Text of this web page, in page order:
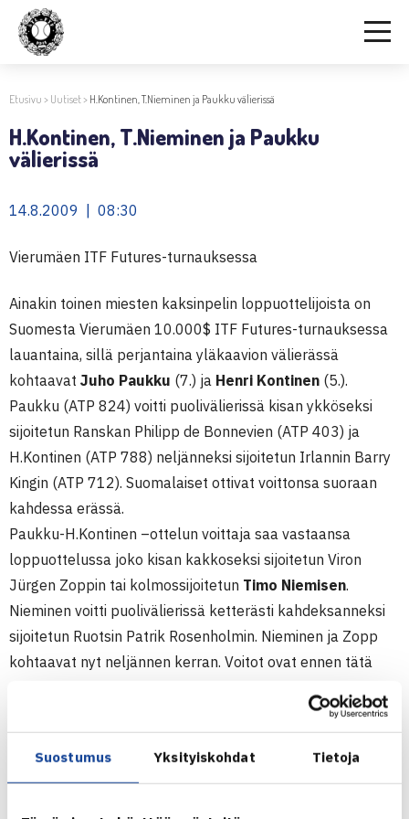
Suostumus Yksityiskohdat Tietoja
Etusivu > Uutiset> H.Kontinen, T.Nieminen ja Paukku välierissä
H.Kontinen, T.Nieminen ja Paukku
välierissä
14.8.2009 | 08:30
Vierumäen ITF Futures-turnauksessa
Ainakin toinen miesten kaksinpelin loppuottelijoista on
Suomesta Vierumäen 10.000$ ITF Futures-turnauksessa
lauantaina, sillä perjantaina yläkaavion välierässä
kohtaavat Juho Paukku (7.) ja Henri Kontinen (5.).
Paukku (ATP 824) voitti puolivälierissä kisan ykköseksi
sijoitetun Ranskan Philipp de Bonnevien (ATP 403) ja
H.Kontinen (ATP 788) neljänneksi sijoitetun Irlannin Barry
Kingin (ATP 712). Suomalaiset ottivat voittonsa suoraan
kahdessa erässä.
Paukku-H.Kontinen –ottelun voittaja saa vastaansa
loppuottelussa joko kisan kakkoseksi sijoitetun Viron
Jürgen Zoppin tai kolmossijoitetun Timo Niemisen.
Nieminen voitti puolivälierissä ketterästi kahdeksanneksi
sijoitetun Ruotsin Patrik Rosenholmin. Nieminen ja Zopp
kohtaavat nyt neljännen kerran. Voitot ovat ennen tätä
kohtasivat viikko sitten Vilnan ITF Futures-turnauksessa,
jonka välierissä Nieminen otti voiton luvuin 7-6(6), 6-3.
Nelinpelin loppuottelu on jo pelattu. Siinä ykkösiksi
sijoitetut Irlannin Tristan Farron-Mahon ja Ruotsin Andreas
Siljeström voittivat kakkosiksi sijoitetut Juho Paukun ja